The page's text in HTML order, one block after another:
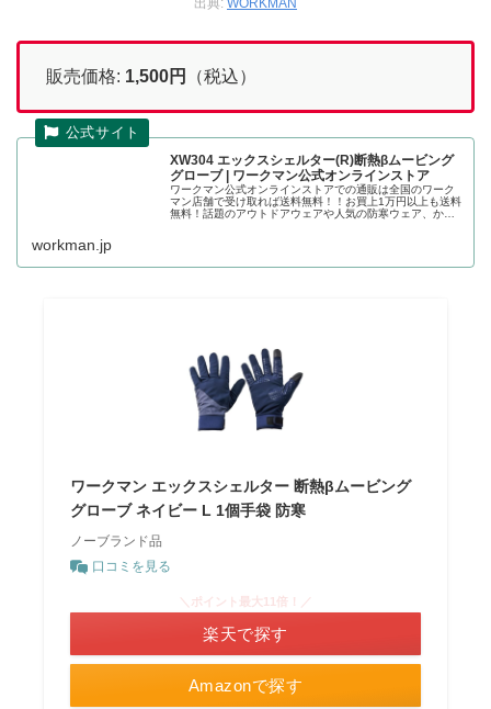
出典: WORKMAN
販売価格: 1,500円 （税込）
XW304 エックスシェルター(R)断熱βムービング
グローブ | ワークマン公式オンラインストア
ワークマン公式オンラインストアでの通販は全国のワーク
マン店舗で受け取れば送料無料！！お買上1万円以上も送料
無料！話題のアウトドアウェアや人気の防寒ウェア、かっ
workman.jp
ワークマン エックスシェルター 断熱βムービング
グローブ ネイビー L 1個手袋 防寒
ノーブランド品
口コミを見る
Amazonで探す
＼ポイント最大11倍！／
楽天で探す